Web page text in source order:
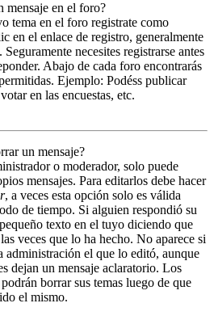
mensaje en el foro?
tema en el foro registrate como
en el enlace de registro, generalmente
necesites registrarse antes
Abajo de cada foro encontrarás
Ejemplo: Podéss publicar
en las encuestas, etc.
un mensaje?
o moderador, solo puede
mensajes. Para editarlos debe hacer
, a veces esta opción solo es válida
de tiempo. Si alguien respondió su
texto en el tuyo diciendo que
veces que lo ha hecho. No aparece si
administración el que lo editó, aunque
dejan un mensaje aclaratorio. Los
borrar sus temas luego de que
el mismo.